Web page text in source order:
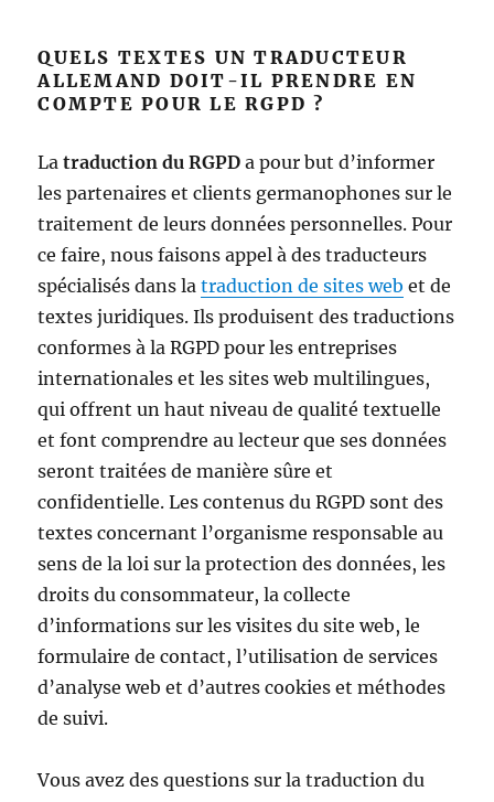
QUELS TEXTES UN TRADUCTEUR
ALLEMAND DOIT-IL PRENDRE EN
COMPTE POUR LE RGPD ?
Latraduction du RGPD a pour but d’informer
les partenaires et clients germanophones sur le
traitement de leurs données personnelles. Pour
ce faire, nous faisons appel à des traducteurs
spécialisés dans latraduction de sites web et de
textes juridiques. Ils produisent des traductions
conformes à la RGPD pour les entreprises
internationales et les sites web multilingues,
qui offrent un haut niveau de qualité textuelle
et font comprendre au lecteur que ses données
seront traitées de manière sûre et
confidentielle. Les contenus du RGPD sont des
textes concernant l’organisme responsable au
sens de la loi sur la protection des données, les
droits du consommateur, la collecte
d’informations sur les visites du site web, le
formulaire de contact, l’utilisation de services
d’analyse web et d’autres cookies et méthodes
de suivi.
Vous avez des questions sur la traduction du